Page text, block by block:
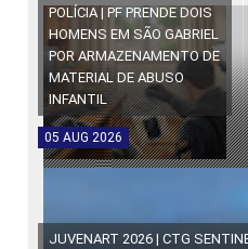
POLÍCIA | PF PRENDE DOIS
HOMENS EM SÃO GABRIEL
POR ARMAZENAMENTO DE
MATERIAL DE ABUSO
INFANTIL
05 AUG 2026
JUVENART 2026 | CTG